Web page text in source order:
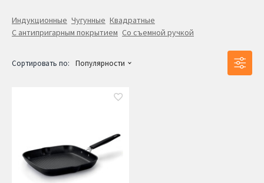
Индукционные Чугунные Квадратные
С антипригарным покрытием Со съемной ручкой
Сортировать по: Популярности